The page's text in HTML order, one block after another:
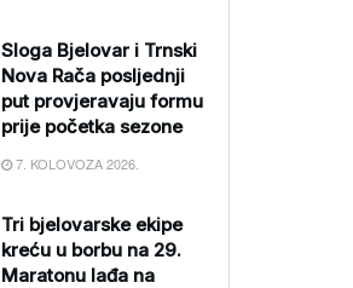
Sloga Bjelovar i Trnski
Nova Rača posljednji
put provjeravaju formu
prije početka sezone
7. KOLOVOZA 2026.
Tri bjelovarske ekipe
kreću u borbu na 29.
Maratonu lađa na